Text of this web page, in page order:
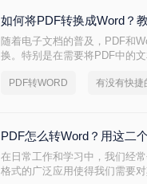
如何将PDF转换成Word？
随着电子文档的普及，PDF和
换。特别是在需要将PDF中的
法，帮助您轻松实现这一操作。
PDF转WORD
PDF怎么转Word？用这二
在日常工作和学习中，我们经
格式的广泛应用使得我们需要